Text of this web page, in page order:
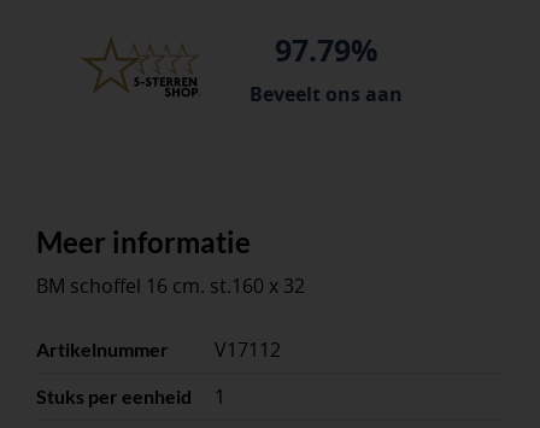
doorgestoken
hilt
97.79%
Beveelt ons aan
Meer informatie
BM schoffel 16 cm. st.160 x 32
Artikelnummer V17112
Stuks per eenheid 1